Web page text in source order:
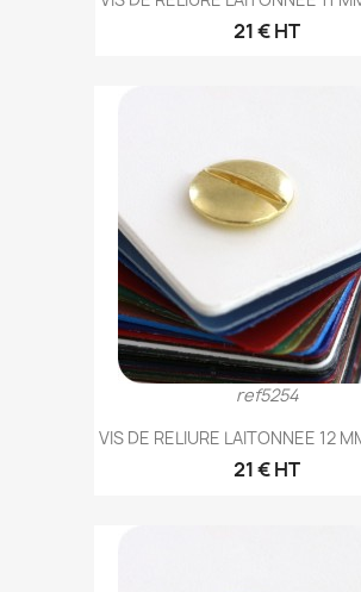
21 € HT
ref5254
VIS DE RELIURE LAITONNEE 12
21 € HT